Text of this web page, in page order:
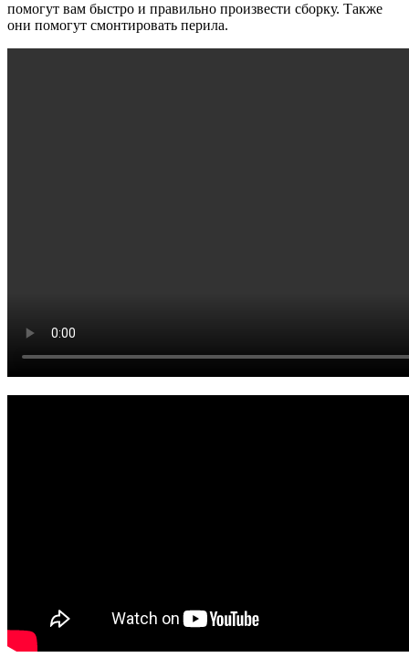
помогут вам быстро и правильно произвести сборку. Также
они помогут смонтировать перила.